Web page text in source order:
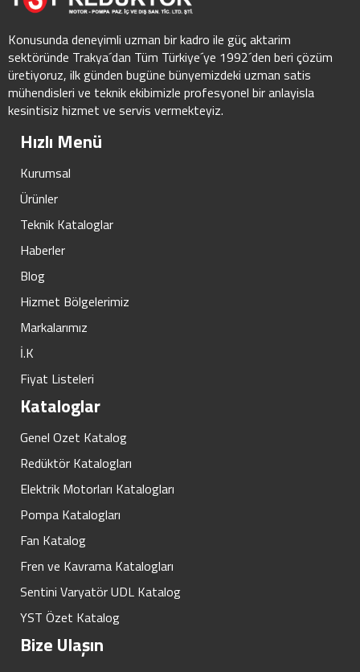
Konusunda deneyimli uzman bir kadro ile güç aktarim
sektöründe Trakya´dan Tüm Türkiye´ye 1992´den beri çözüm
üretiyoruz, ilk günden bugüne bünyemizdeki uzman satis
mühendisleri ve teknik ekibimizle profesyonel bir anlayisla
kesintisiz hizmet ve servis vermekteyiz.
Hızlı Menü
Kurumsal
Ürünler
Teknik Kataloglar
Haberler
Blog
Hizmet Bölgelerimiz
Markalarımız
İ.K
Fiyat Listeleri
Kataloglar
Genel Ozet Katalog
Redüktör Katalogları
Elektrik Motorları Katalogları
Pompa Katalogları
Fan Katalog
Fren ve Kavrama Katalogları
Sentini Varyatör UDL Katalog
YST Özet Katalog
Bize Ulaşın